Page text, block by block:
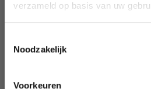
verzameld op basis van uw
Noodzakelijk
Voorkeuren
Levertijd
1 tot 2 weken
Specificaties
Color: Natural